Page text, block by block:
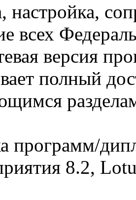
настройка,
всех
версия
полный
программ/
8.2,